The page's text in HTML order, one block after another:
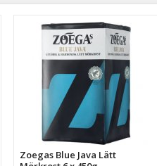
Zoegas Blue Java Lätt